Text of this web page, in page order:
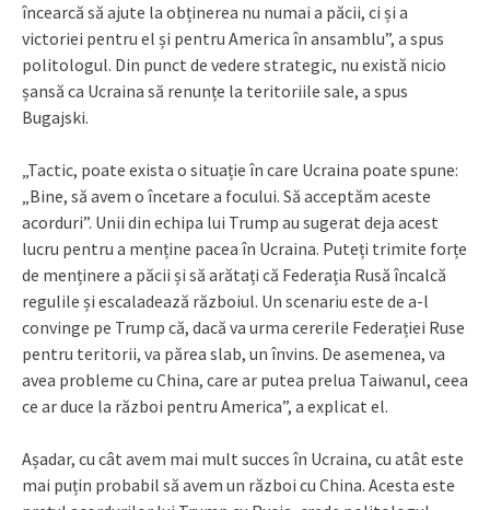
încearcă să ajute la obținerea nu numai a păcii, ci și a
victoriei pentru el și pentru America în ansamblu”, a spus
politologul. Din punct de vedere strategic, nu există nicio
șansă ca Ucraina să renunțe la teritoriile sale, a spus
Bugajski.
„Tactic, poate exista o situație în care Ucraina poate spune:
„Bine, să avem o încetare a focului. Să acceptăm aceste
acorduri”. Unii din echipa lui Trump au sugerat deja acest
lucru pentru a menține pacea în Ucraina. Puteți trimite forțe
de menținere a păcii și să arătați că Federația Rusă încalcă
regulile și escaladează războiul. Un scenariu este de a-l
convinge pe Trump că, dacă va urma cererile Federației Ruse
pentru teritorii, va părea slab, un învins. De asemenea, va
avea probleme cu China, care ar putea prelua Taiwanul, ceea
ce ar duce la război pentru America”, a explicat el.
Așadar, cu cât avem mai mult succes în Ucraina, cu atât este
mai puțin probabil să avem un război cu China. Acesta este